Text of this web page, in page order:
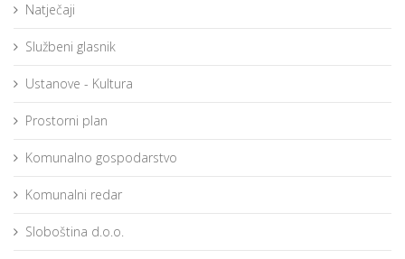
Natječaji
Službeni glasnik
Ustanove - Kultura
Prostorni plan
Komunalno gospodarstvo
Komunalni redar
Sloboština d.o.o.